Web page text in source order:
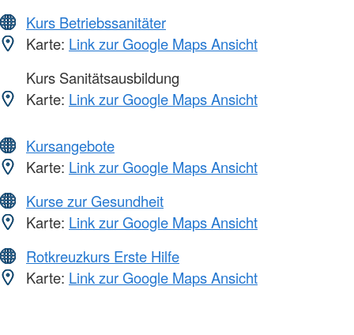
Kurs Betriebssanitäter
Karte: Link zur Google Maps Ansicht
Kurs Sanitätsausbildung
Karte: Link zur Google Maps Ansicht
Kursangebote
Karte: Link zur Google Maps Ansicht
Kurse zur Gesundheit
Karte: Link zur Google Maps Ansicht
Rotkreuzkurs Erste Hilfe
Karte: Link zur Google Maps Ansicht